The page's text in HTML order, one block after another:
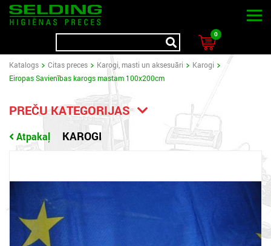
0
Katalogs Citas preces Karogi, masti un aksesuāri
Karogi
Eiropas Savienības karogs mastam 100x200cm
PREČU KATEGORIJAS
Atpakaļ KAROGI